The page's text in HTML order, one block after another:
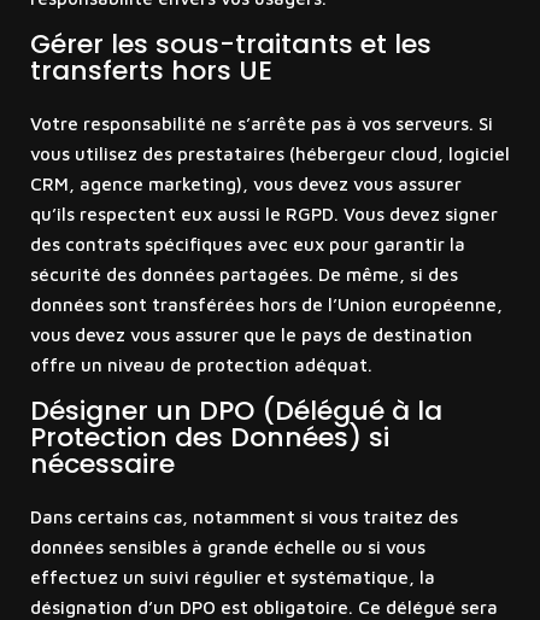
Gérer les sous-traitants et les
transferts hors UE
Votre responsabilité ne s’arrête pas à vos serveurs. Si
vous utilisez des prestataires (hébergeur cloud, logiciel
CRM, agence marketing), vous devez vous assurer
qu’ils respectent eux aussi le RGPD. Vous devez signer
des contrats spécifiques avec eux pour garantir la
sécurité des données partagées. De même, si des
données sont transférées hors de l’Union européenne,
vous devez vous assurer que le pays de destination
offre un niveau de protection adéquat.
Désigner un DPO (Délégué à la
Protection des Données) si
nécessaire
Dans certains cas, notamment si vous traitez des
données sensibles à grande échelle ou si vous
effectuez un suivi régulier et systématique, la
désignation d’un DPO est obligatoire. Ce délégué sera